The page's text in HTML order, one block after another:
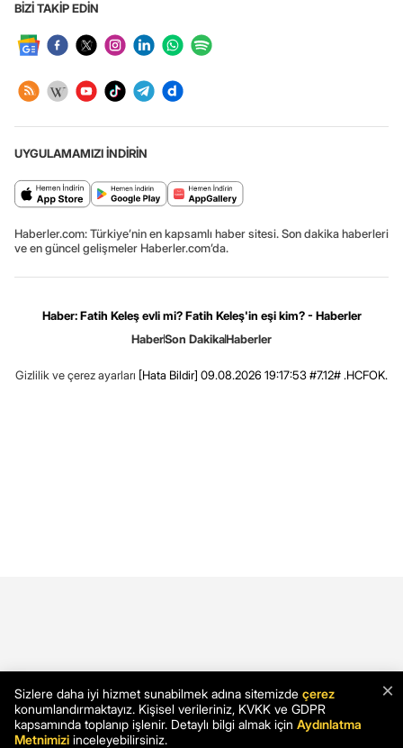
BİZİ TAKİP EDİN
UYGULAMAMIZI İNDİRİN
Haberler.com: Türkiye’nin en kapsamlı haber sitesi. Son dakika haberleri
ve en güncel gelişmeler Haberler.com’da.
Haber: Fatih Keleş evli mi? Fatih Keleş'in eşi kim? - Haberler
HaberSon DakikaHaberler
Gizlilik ve çerez ayarları [Hata Bildir] 09.08.2026 19:17:53 #7.12# .HCFOK.
×
Sizlere daha iyi hizmet sunabilmek adına sitemizde çerez
konumlandırmaktayız. Kişisel verileriniz, KVKK ve GDPR
kapsamında toplanıp işlenir. Detaylı bilgi almak için Aydınlatma
Metnimizi inceleyebilirsiniz.